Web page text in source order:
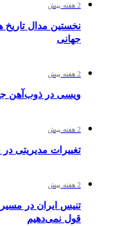
2 هفته پیش
نخستین مدال تاریخ
جهانی
2 هفته پیش
ویسی در ذوب‌آهن
2 هفته پیش
تغییرات مدیریتی در
2 هفته پیش
تنیس ایران در
قول نمی‌دهیم